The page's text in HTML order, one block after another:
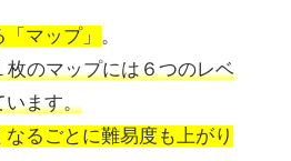
マップ」 。
枚のマップには６つのレベ
います。
るごとに難易度も上がり